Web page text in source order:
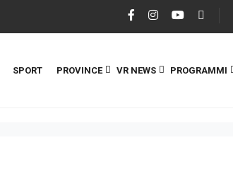
SPORT PROVINCE VR NEWS PROGRAMMI